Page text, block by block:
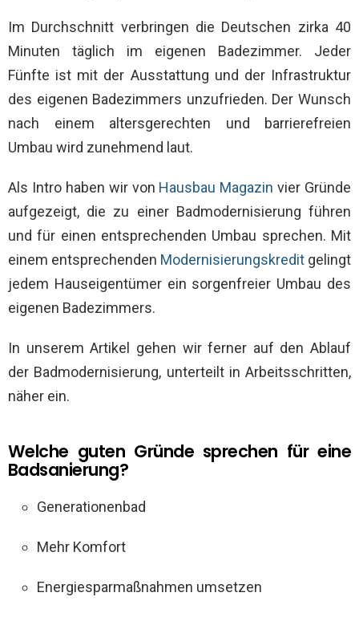
Im Durchschnitt verbringen die Deutschen zirka 40
Minuten täglich im eigenen Badezimmer. Jeder
Fünfte ist mit der Ausstattung und der Infrastruktur
des eigenen Badezimmers unzufrieden. Der Wunsch
nach einem altersgerechten und barrierefreien
Umbau wird zunehmend laut.
Als Intro haben wir von Hausbau Magazin vier Gründe
aufgezeigt, die zu einer Badmodernisierung führen
und für einen entsprechenden Umbau sprechen. Mit
einem entsprechenden Modernisierungskredit gelingt
jedem Hauseigentümer ein sorgenfreier Umbau des
eigenen Badezimmers.
In unserem Artikel gehen wir ferner auf den Ablauf
der Badmodernisierung, unterteilt in Arbeitsschritten,
näher ein.
Welche guten Gründe sprechen für eine
Badsanierung?
Generationenbad
Mehr Komfort
Energiesparmaßnahmen umsetzen